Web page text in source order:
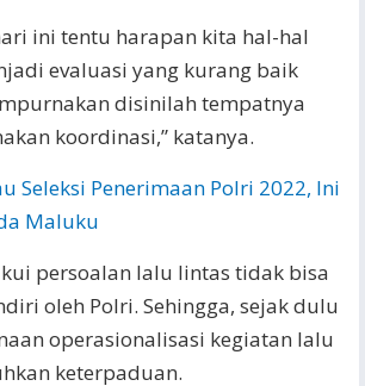
ini tentu harapan kita hal-hal
evaluasi yang kurang baik
disinilah tempatnya
koordinasi,” katanya.
Seleksi Penerimaan Polri 2022, Ini
Maluku
persoalan lalu lintas tidak bisa
oleh Polri. Sehingga, sejak dulu
operasionalisasi kegiatan lalu
keterpaduan.